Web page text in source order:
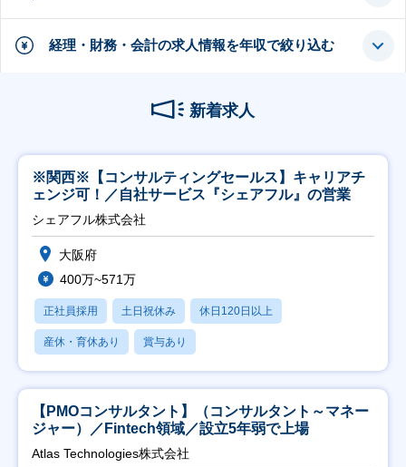
経理・財務・会計の求人情報を年収で絞り込む
新着求人
※関西※【コンサルティングセールス】キャリアチ
ェンジ可！／自社サービス『シェアフル』の営業
シェアフル株式会社
大阪府
400万~571万
正社員採用 土日祝休み 休日120日以上
産休・育休あり 賞与あり
【PMOコンサルタント】（コンサルタント～マネー
ジャー）／Fintech領域／設立5年弱で上場
Atlas Technologies株式会社